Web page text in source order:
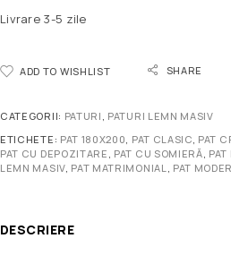
Livrare 3-5 zile
ADD TO WISHLIST SHARE
CATEGORII: PATURI , PATURI LEMN MASIV
ETICHETE: PAT 180X200, PAT CLASIC, PAT
PAT CU DEPOZITARE , PAT CU SOMIERĂ,
LEMN MASIV, PAT MATRIMONIAL, PAT
DESCRIERE